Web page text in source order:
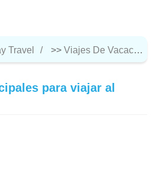
Travel >> Viajes De Vacaciones
para viajar al